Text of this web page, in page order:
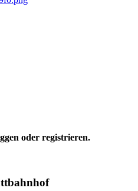
oder registrieren.